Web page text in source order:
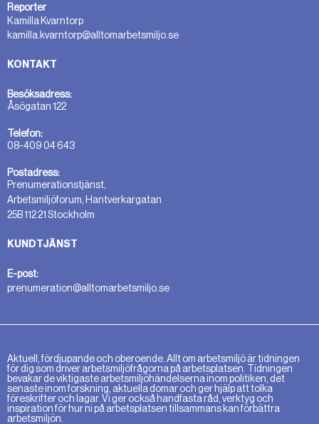
Reporter
Kamilla Kvarntorp
kamilla.kvarntorp@alltomarbetsmiljo.se
KONTAKT
Besöksadress:
Åsögatan 122
Telefon:
08-409 04 643
Postadress:
Prenumerationstjänst,
Arbetsmiljöforum, Hantverkargatan
25B 112 21 Stockholm
KUNDTJÄNST
E-post:
prenumeration@alltomarbetsmiljo.se
Aktuell, fördjupande och oberoende. Allt om arbetsmiljö är tidningen
för dig som driver arbetsmiljöfrågorna på arbetsplatsen. Tidningen
bevakar de viktigaste arbetsmiljöhändelserna inom politiken, det
senaste inom forskning, aktuella domar och ger hjälp att tolka
föreskrifter och lagar. Vi ger också handfasta råd, verktyg och
inspiration för hur ni på arbetsplatsen tillsammans kan förbättra
arbetsmiljön.